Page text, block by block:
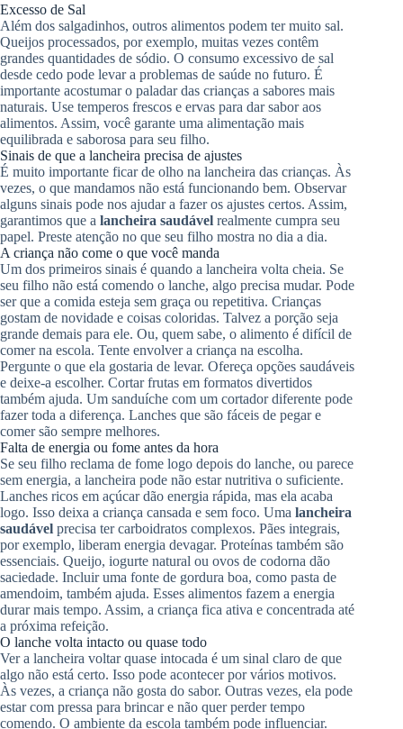
Excesso de Sal
Além dos salgadinhos, outros alimentos podem ter muito sal.
Queijos processados, por exemplo, muitas vezes contêm
grandes quantidades de sódio. O consumo excessivo de sal
desde cedo pode levar a problemas de saúde no futuro. É
importante acostumar o paladar das crianças a sabores mais
naturais. Use temperos frescos e ervas para dar sabor aos
alimentos. Assim, você garante uma alimentação mais
equilibrada e saborosa para seu filho.
Sinais de que a lancheira precisa de ajustes
É muito importante ficar de olho na lancheira das crianças. Às
vezes, o que mandamos não está funcionando bem. Observar
alguns sinais pode nos ajudar a fazer os ajustes certos. Assim,
garantimos que a lancheira saudável realmente cumpra seu
papel. Preste atenção no que seu filho mostra no dia a dia.
A criança não come o que você manda
Um dos primeiros sinais é quando a lancheira volta cheia. Se
seu filho não está comendo o lanche, algo precisa mudar. Pode
ser que a comida esteja sem graça ou repetitiva. Crianças
gostam de novidade e coisas coloridas. Talvez a porção seja
grande demais para ele. Ou, quem sabe, o alimento é difícil de
comer na escola. Tente envolver a criança na escolha.
Pergunte o que ela gostaria de levar. Ofereça opções saudáveis
e deixe-a escolher. Cortar frutas em formatos divertidos
também ajuda. Um sanduíche com um cortador diferente pode
fazer toda a diferença. Lanches que são fáceis de pegar e
comer são sempre melhores.
Falta de energia ou fome antes da hora
Se seu filho reclama de fome logo depois do lanche, ou parece
sem energia, a lancheira pode não estar nutritiva o suficiente.
Lanches ricos em açúcar dão energia rápida, mas ela acaba
logo. Isso deixa a criança cansada e sem foco. Uma lancheira
saudável precisa ter carboidratos complexos. Pães integrais,
por exemplo, liberam energia devagar. Proteínas também são
essenciais. Queijo, iogurte natural ou ovos de codorna dão
saciedade. Incluir uma fonte de gordura boa, como pasta de
amendoim, também ajuda. Esses alimentos fazem a energia
durar mais tempo. Assim, a criança fica ativa e concentrada até
a próxima refeição.
O lanche volta intacto ou quase todo
Ver a lancheira voltar quase intocada é um sinal claro de que
algo não está certo. Isso pode acontecer por vários motivos.
Às vezes, a criança não gosta do sabor. Outras vezes, ela pode
estar com pressa para brincar e não quer perder tempo
comendo. O ambiente da escola também pode influenciar.